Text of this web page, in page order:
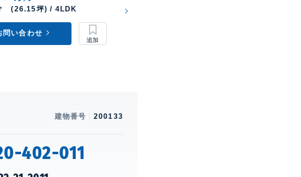
(26.15坪) / 4LDK
問い合わせ
建物番号 200133
402-011